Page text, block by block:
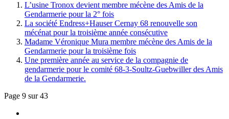
L’usine Tronox devient membre mécène des Amis de la
Gendarmerie pour la 2° fois
La société Endress+Hauser Cernay 68 renouvelle son
mécénat pour la troisième année consécutive
Madame Véronique Mura membre mécène des Amis de la
Gendarmerie pour la troisième fois
Une première année au service de la compagnie de
gendarmerie pour le comité 68-3-Soultz-Guebwiller des Amis
de la Gendarmerie.
Page 9 sur 43